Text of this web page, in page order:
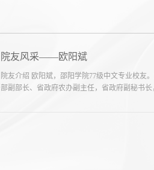
院友风采——欧阳斌
院友介绍 欧阳斌，邵阳学院77级中文专业校友
部副部长、省政府农办副主任，省政府副秘书长